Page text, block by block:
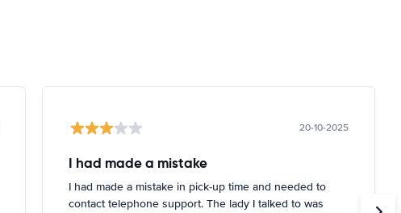
20-10-2025
I had made a mistake
I had made a mistake in pick-up time and needed to
contact telephone support. The lady I talked to was